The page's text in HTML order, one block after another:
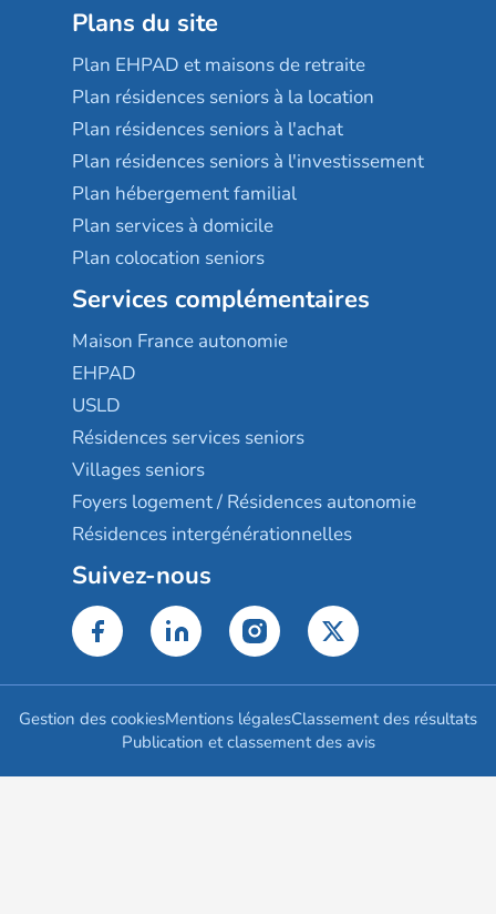
Plans du site
Plan EHPAD et maisons de retraite
Plan résidences seniors à la location
Plan résidences seniors à l'achat
Plan résidences seniors à l'investissement
Plan hébergement familial
Plan services à domicile
Plan colocation seniors
Services complémentaires
Maison France autonomie
EHPAD
USLD
Résidences services seniors
Villages seniors
Foyers logement / Résidences autonomie
Résidences intergénérationnelles
Suivez-nous
Gestion des cookiesMentions légalesClassement des résultats
Publication et classement des avis